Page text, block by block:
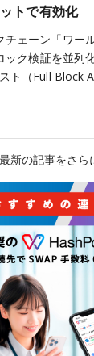
トで有効化
チェーン「ワー
ック検証を並列
ト（Full Block
最新の記事をさら